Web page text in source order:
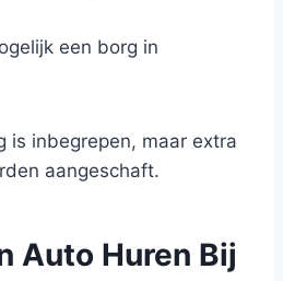
een borg in
is inbegrepen, maar extra
aangeschaft.
Auto Huren Bij